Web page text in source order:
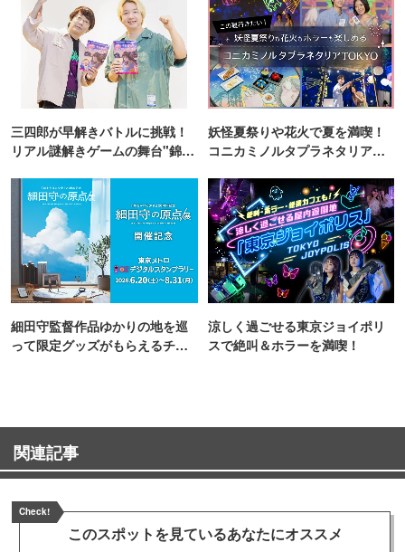
三四郎が早解きバトルに挑戦！
リアル謎解きゲームの舞台"錦糸
妖怪夏祭りや花火で夏を満喫！
コニカミノルタプラネタリア
細田守監督作品ゆかりの地を巡
って限定グッズがもらえるチャ
涼しく過ごせる東京ジョイポリ
スで絶叫＆ホラーを満喫！
関連記事
Check!
このスポットを見ているあなたにオススメ